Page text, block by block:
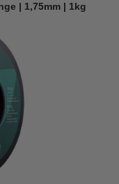
| 1,75mm | 1kg